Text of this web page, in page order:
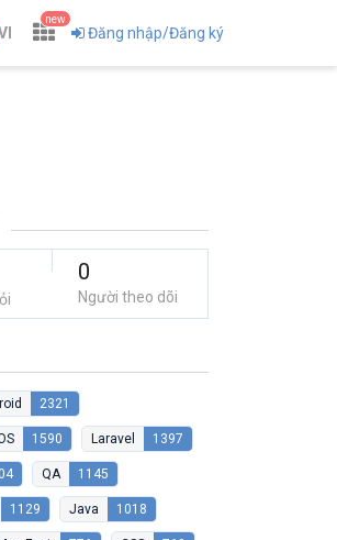
new
Đăng nhập/Đăng ký
0
Người theo dõi
2321
1590 Laravel 1397
QA 1145
1129 Java 1018